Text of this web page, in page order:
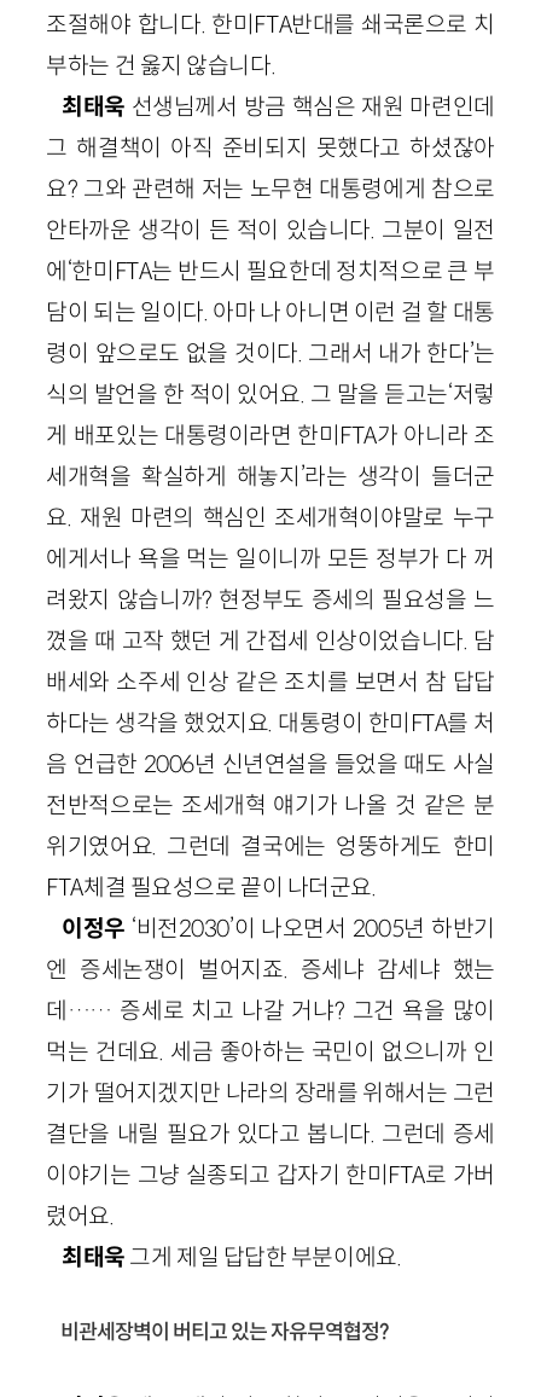
조절해야 합니다. 한미FTA반대를 쇄국론으로 치
부하는 건 옳지 않습니다.
최태욱 선생님께서 방금 핵심은 재원 마련인데
그 해결책이 아직 준비되지 못했다고 하셨잖아
요? 그와 관련해 저는 노무현 대통령에게 참으로
안타까운 생각이 든 적이 있습니다. 그분이 일전
에‘한미FTA는 반드시 필요한데 정치적으로 큰 부
담이 되는 일이다. 아마 나 아니면 이런 걸 할 대통
령이 앞으로도 없을 것이다. 그래서 내가 한다’는
식의 발언을 한 적이 있어요. 그 말을 듣고는‘저렇
게 배포있는 대통령이라면 한미FTA가 아니라 조
세개혁을 확실하게 해놓지’라는 생각이 들더군
요. 재원 마련의 핵심인 조세개혁이야말로 누구
에게서나 욕을 먹는 일이니까 모든 정부가 다 꺼
려왔지 않습니까? 현정부도 증세의 필요성을 느
꼈을 때 고작 했던 게 간접세 인상이었습니다. 담
배세와 소주세 인상 같은 조치를 보면서 참 답답
하다는 생각을 했었지요. 대통령이 한미FTA를 처
음 언급한 2006년 신년연설을 들었을 때도 사실
전반적으로는 조세개혁 얘기가 나올 것 같은 분
위기였어요. 그런데 결국에는 엉뚱하게도 한미
FTA체결 필요성으로 끝이 나더군요.
이정우 ‘비전2030’이 나오면서 2005년 하반기
엔 증세논쟁이 벌어지죠. 증세냐 감세냐 했는
데…… 증세로 치고 나갈 거냐? 그건 욕을 많이
먹는 건데요. 세금 좋아하는 국민이 없으니까 인
기가 떨어지겠지만 나라의 장래를 위해서는 그런
결단을 내릴 필요가 있다고 봅니다. 그런데 증세
이야기는 그냥 실종되고 갑자기 한미FTA로 가버
렸어요.
최태욱 그게 제일 답답한 부분이에요.
비관세장벽이 버티고 있는 자유무역협정?